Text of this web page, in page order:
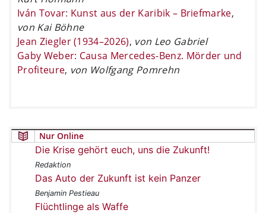
Iván Tovar: Kunst aus der Karibik – Briefmarke,
von Kai Böhne
Jean Ziegler (1934–2026), von Leo Gabriel
Gaby Weber: Causa Mercedes-Benz. Mörder und
Profiteure, von Wolfgang Pomrehn
Nur Online
Die Krise gehört euch, uns die Zukunft!
Redaktion
Das Auto der Zukunft ist kein Panzer
Benjamin Pestieau
Flüchtlinge als Waffe